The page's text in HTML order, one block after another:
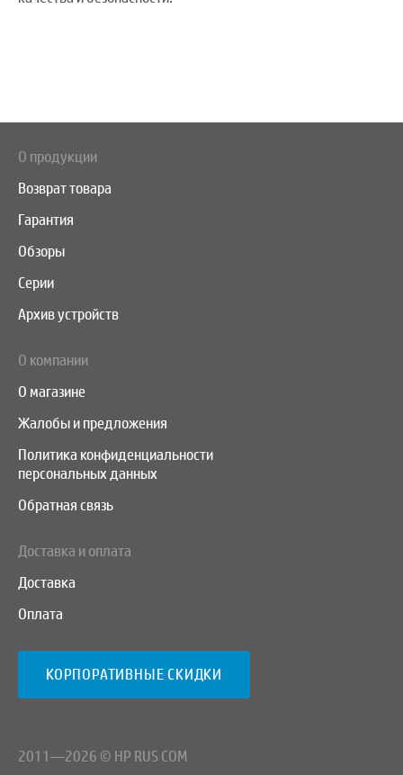
О продукции
Возврат товара
Гарантия
Обзоры
Серии
Архив устройств
О компании
О магазине
Жалобы и предложения
Политика конфиденциальности
персональных данных
Обратная связь
Доставка и оплата
Доставка
Оплата
КОРПОРАТИВНЫЕ СКИДКИ
2011—2026 © HP RUS COM